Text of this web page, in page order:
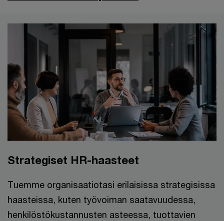
Strategiset HR-haasteet
Tuemme organisaatiotasi erilaisissa strategisissa
haasteissa, kuten työvoiman saatavuudessa,
henkilöstökustannusten asteessa, tuottavien